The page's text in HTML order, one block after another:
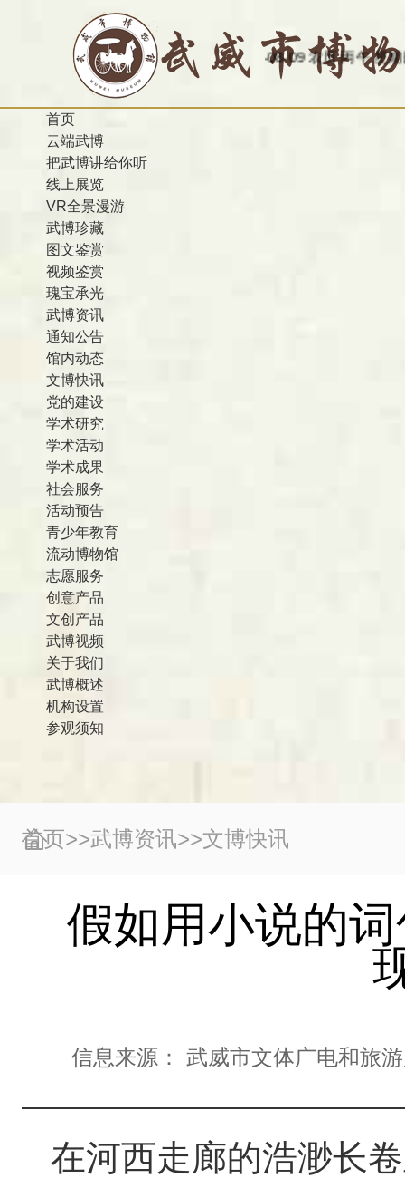
今天是：2026-08-09 农历 丙午 星期日欢迎访问
首页
云端武博
把武博讲给你听
线上展览
VR全景漫游
武博珍藏
图文鉴赏
视频鉴赏
瑰宝承光
武博资讯
通知公告
馆内动态
文博快讯
党的建设
学术研究
学术活动
学术成果
社会服务
活动预告
青少年教育
流动博物馆
志愿服务
创意产品
文创产品
武博视频
关于我们
武博概述
机构设置
参观须知
首页>>武博资讯>>文博快讯
假如用小说的
信息来源：武威市文体广电和旅
在河西走廊的浩渺长